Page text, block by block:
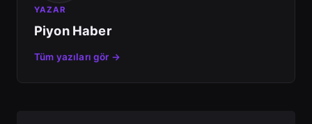
YAZAR
Piyon Haber
Tüm yazıları gör →